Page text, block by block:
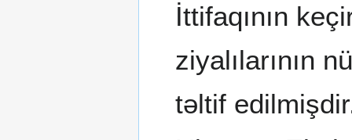
İttifaqının
ziyalılarının
təltif